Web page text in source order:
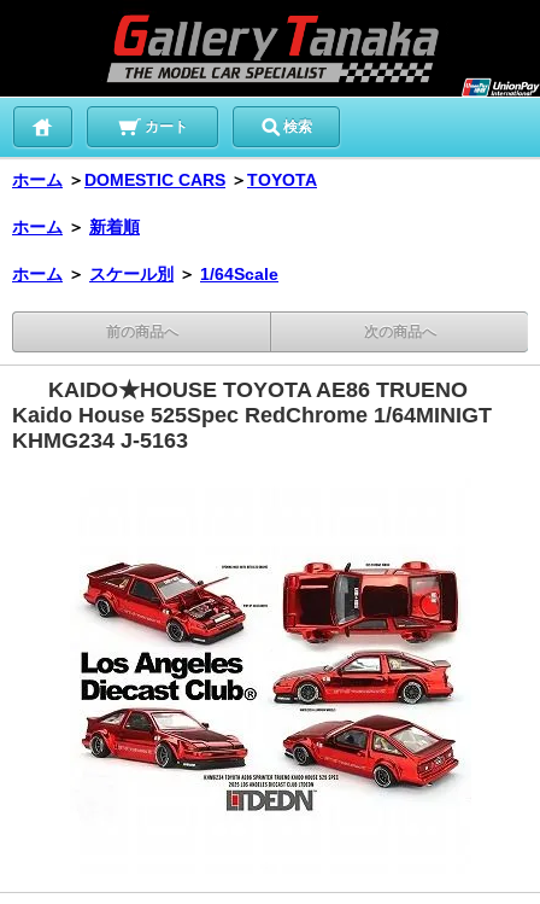
カート 検索
ホーム ＞ DOMESTIC CARS ＞TOYOTA
ホーム ＞ 新着順
ホーム ＞ スケール別 ＞ 1/64Scale
前の商品へ 次の商品へ
KAIDO★HOUSE TOYOTA AE86 TRUENO
Kaido House 525Spec RedChrome 1/64MINIGT
KHMG234 J-5163